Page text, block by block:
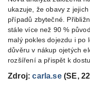
ukazuje, že obavy z
případů zbytečné.
stále více než 90 %
malý pokles dojezdu i po
důvěru v nákup ojetých
rozšíření a přispět k
Zdroj:carla.se(SE,